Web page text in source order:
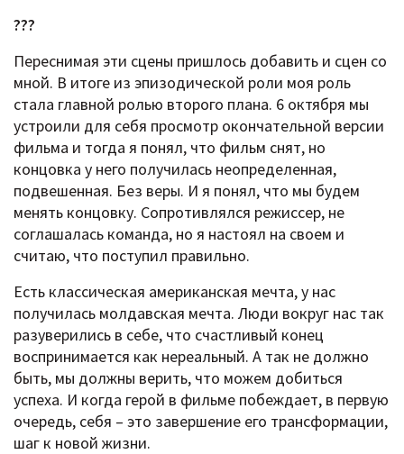
???
Переснимая эти сцены пришлось добавить и сцен со
мной. В итоге из эпизодической роли моя роль
стала главной ролью второго плана. 6 октября мы
устроили для себя просмотр окончательной версии
фильма и тогда я понял, что фильм снят, но
концовка у него получилась неопределенная,
подвешенная. Без веры. И я понял, что мы будем
менять концовку. Сопротивлялся режиссер, не
соглашалась команда, но я настоял на своем и
считаю, что поступил правильно.
Есть классическая американская мечта, у нас
получилась молдавская мечта. Люди вокруг нас так
разуверились в себе, что счастливый конец
воспринимается как нереальный. А так не должно
быть, мы должны верить, что можем добиться
успеха. И когда герой в фильме побеждает, в первую
очередь, себя – это завершение его трансформации,
шаг к новой жизни.